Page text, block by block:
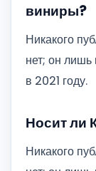
виниры?
Никакого
нет; он лишь
в 2021 году.
Носит ли
Никакого